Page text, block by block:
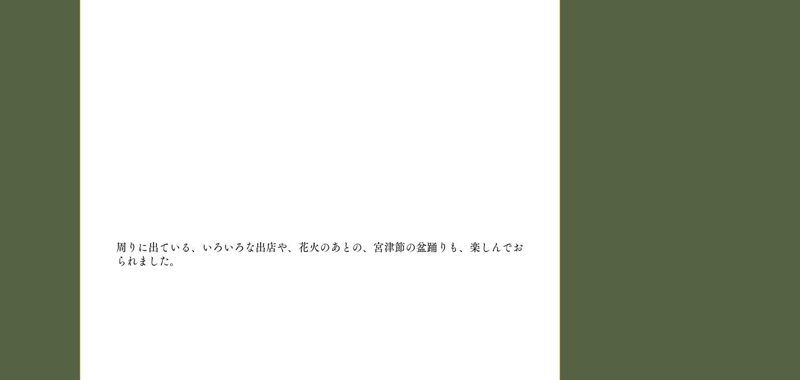
周りに出ている、いろいろな出店や、花火のあとの、宮津節の盆踊りも、楽しんでお
られました。